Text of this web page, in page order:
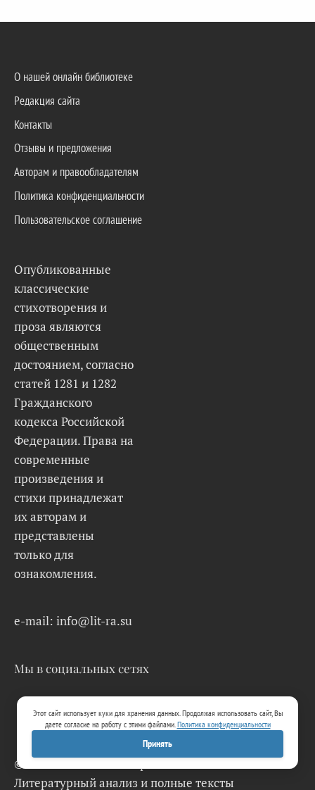
О нашей онлайн библиотеке
Редакция сайта
Контакты
Отзывы и предложения
Авторам и правообладателям
Политика конфиденциальности
Пользовательское соглашение
Опубликованные
классические
стихотворения и
проза являются
общественным
достоянием, согласно
статей 1281 и 1282
Гражданского
кодекса Российской
Федерации. Права на
современные
произведения и
стихи принадлежат
их авторам и
представлены
только для
ознакомления.
e-mail: info@lit-ra.su
Мы в социальных сетях
© 2026 Lit-Ra.su. Электронная библиотека.
Литературный анализ и полные тексты
Этот сайт использует куки для хранения данных. Продолжая использовать сайт, Вы
даете согласие на работу с этими файлами.Политика конфиденциальности
Принять